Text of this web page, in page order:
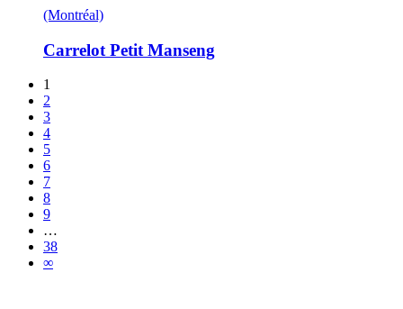
(Montréal)
Carrelot Petit Manseng
1
2
3
4
5
6
7
8
9
…
38
∞